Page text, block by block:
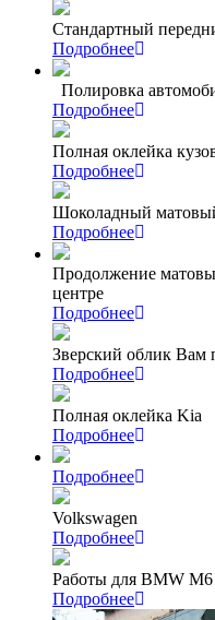
Стандартный
Подробнее
Полировка
Подробнее
Полная оклейка
Подробнее
Шоколадный
Подробнее
Продолжение
центре
Подробнее
Зверский облик Вам
Подробнее
Полная оклейка Kia
Подробнее
Подробнее
Volkswagen
Подробнее
Работы для BMW M6
Подробнее